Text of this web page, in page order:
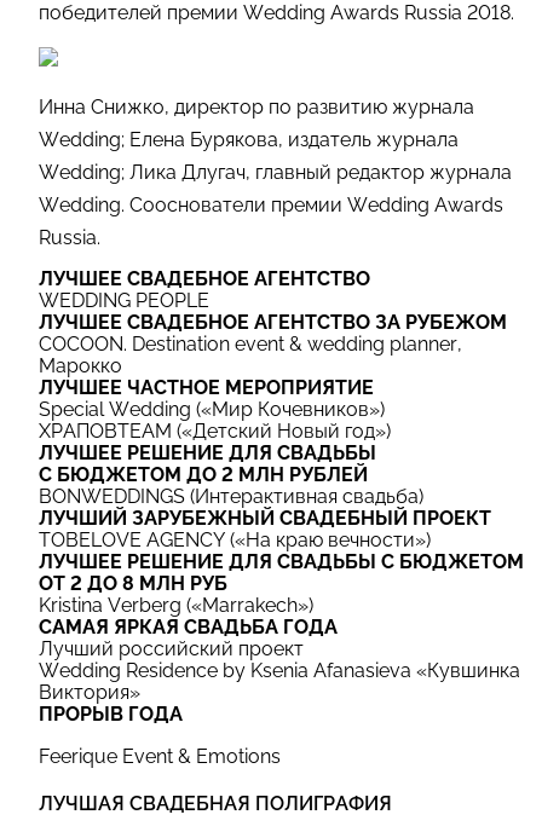
победителей премии Wedding Awards Russia 2018.
Инна Снижко, директор по развитию журнала
Wedding; Елена Бурякова, издатель журнала
Wedding; Лика Длугач, главный редактор журнала
Wedding. Сооснователи премии Wedding Awards
Russia.
ЛУЧШЕЕ СВАДЕБНОЕ АГЕНТСТВО
WEDDING PEOPLE
ЛУЧШЕЕ СВАДЕБНОЕ АГЕНТСТВО ЗА РУБЕЖОМ
COCOON. Destination event & wedding planner,
Марокко
ЛУЧШЕЕ ЧАСТНОЕ МЕРОПРИЯТИЕ
Special Wedding («Мир Кочевников»)
ХРАПОВTEAM («Детский Новый год»)
ЛУЧШЕЕ РЕШЕНИЕ ДЛЯ СВАДЬБЫ
С БЮДЖЕТОМ ДО 2 МЛН РУБЛЕЙ
BONWEDDINGS (Интерактивная свадьба)
ЛУЧШИЙ ЗАРУБЕЖНЫЙ СВАДЕБНЫЙ ПРОЕКТ
TOBELOVE AGENCY («На краю вечности»)
ЛУЧШЕЕ РЕШЕНИЕ ДЛЯ СВАДЬБЫ С БЮДЖЕТОМ
ОТ 2 ДО 8 МЛН РУБ
Kristina Verberg («Marrakech»)
САМАЯ ЯРКАЯ СВАДЬБА ГОДА
Лучший российский проект
Wedding Residence by Ksenia Afanasieva «Кувшинка
Виктория»
ПРОРЫВ ГОДА
Feerique Event & Emotions
ЛУЧШАЯ СВАДЕБНАЯ ПОЛИГРАФИЯ